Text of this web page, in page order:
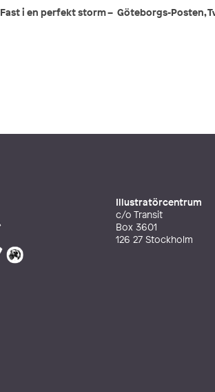
Fast i en perfekt storm – Göteborgs-Posten,
Illustratörcentrum
c/o Transit
Box 3601
126 27 Stockholm